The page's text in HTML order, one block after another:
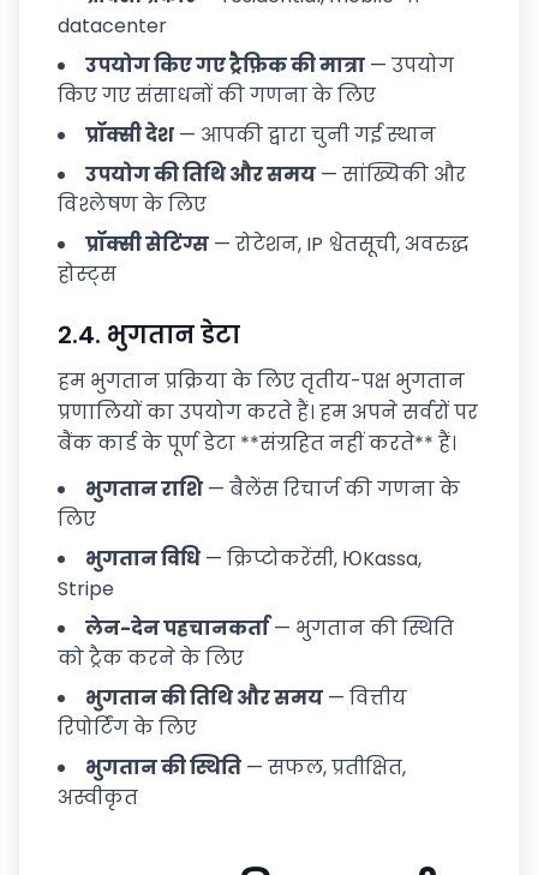
datacenter
उपयोग किए गए ट्रैफ़िक की मात्रा — उपयोग
किए गए संसाधनों की गणना के लिए
प्रॉक्सी देश — आपकी द्वारा चुनी गई स्थान
उपयोग की तिथि और समय — सांख्यिकी और
विश्लेषण के लिए
प्रॉक्सी सेटिंग्स — रोटेशन, IP श्वेतसूची, अवरुद्ध
होस्ट्स
2.4. भुगतान डेटा
हम भुगतान प्रक्रिया के लिए तृतीय-पक्ष भुगतान
प्रणालियों का उपयोग करते हैं। हम अपने सर्वरों पर
बैंक कार्ड के पूर्ण डेटा **संग्रहित नहीं करते** हैं।
भुगतान राशि — बैलेंस रिचार्ज की गणना के
लिए
भुगतान विधि — क्रिप्टोकरेंसी, ЮKassa,
Stripe
लेन-देन पहचानकर्ता— भुगतान की स्थिति
को ट्रैक करने के लिए
भुगतान की तिथि और समय — वित्तीय
रिपोर्टिंग के लिए
भुगतान की स्थिति — सफल, प्रतीक्षित,
अस्वीकृत